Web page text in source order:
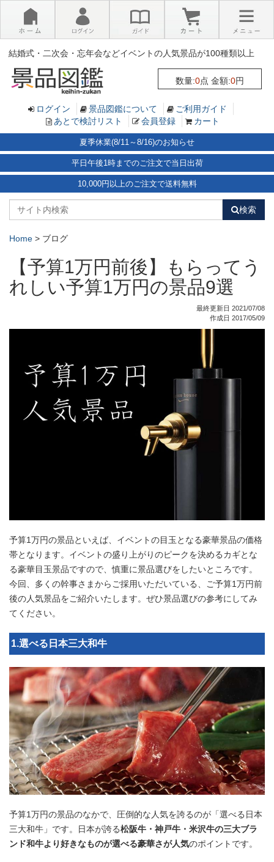
結婚式・二次会・忘年会などイベントの人気景品が100種類以上
数量:0点 金額:0円
×
ログイン 景品図鑑について
ご利用ガイド
あとで検討リスト
会員登録 カート
夏季休業(8/11～8/16)のお知らせ
平日午後1時までのご注文で当日出荷
10,000円以上のご注文で送料無料
検索
Home > ブログ
【予算1万円前後】もらってう
れしい予算1万円の景品9選
最終更新日 2021/07/08
作成日 2017/05/09
予算1万円の景品といえば、イベントの目玉となる豪華景品の価格
帯となります。イベントの盛り上がりのピークを決めるカギとな
る豪華目玉景品ですので、慎重に景品選びをしたいところです。
今回、多くの幹事さまからご採用いただいている、ご予算1万円前
後の人気景品をご紹介いたします。ぜひ景品選びの参考にしてみ
てください。
1.選べる日本三大和牛
予算1万円の景品のなかで、圧倒的な人気を誇るのが「選べる日本
三大和牛」です。日本が誇る松阪牛・神戸牛・米沢牛の三大ブラ
ンド和牛より好きなものが選べる豪華さが人気のポイントです。